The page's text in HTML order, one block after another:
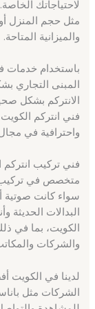
لاحتياجاتك
مثل حجم المنزل أو
والميزانية المتاحة.
باستخدام خدمات
المبنى التجاري
الانتركم بشكل
فني انتركم
واحترافية في
فني تركيب انتركم
متخصص في تركيب
سواء كانت صوتية
البدالات
الكويت، بما في
والشركات
لدينا في الكويت
الشركات مثل